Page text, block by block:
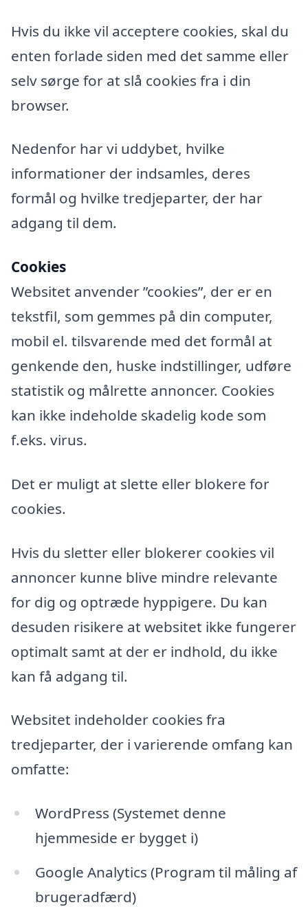
Hvis du ikke vil acceptere cookies, skal du
enten forlade siden med det samme eller
selv sørge for at slå cookies fra i din
browser.
Nedenfor har vi uddybet, hvilke
informationer der indsamles, deres
formål og hvilke tredjeparter, der har
adgang til dem.
Cookies
Websitet anvender ”cookies”, der er en
tekstfil, som gemmes på din computer,
mobil el. tilsvarende med det formål at
genkende den, huske indstillinger, udføre
statistik og målrette annoncer. Cookies
kan ikke indeholde skadelig kode som
f.eks. virus.
Det er muligt at slette eller blokere for
cookies.
Hvis du sletter eller blokerer cookies vil
annoncer kunne blive mindre relevante
for dig og optræde hyppigere. Du kan
desuden risikere at websitet ikke fungerer
optimalt samt at der er indhold, du ikke
kan få adgang til.
Websitet indeholder cookies fra
tredjeparter, der i varierende omfang kan
omfatte:
WordPress (Systemet denne
hjemmeside er bygget i)
Google Analytics (Program til måling af
brugeradfærd)